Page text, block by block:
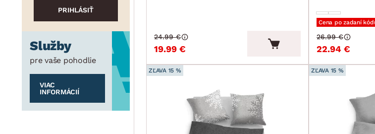
Služby
pre vaše pohodlie
VIAC
INFORMÁCIÍ
19.99 €
24.99 €
Cena po zadaní
22.94 €
26.99 €
ZĽAVA 15 % ZĽAVA 15 %